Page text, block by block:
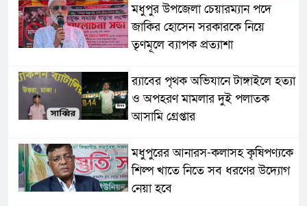
মধুপুর উপজেলা চেয়ারম্যান পদে
জাকির হোসেন সরকারকে নিয়ে
তৃণমূলে ব্যাপক প্রত্যাশা
র‌্যাবের পৃথক অভিযানে টাঙ্গাইলে হত্যা
ও অপহরণ মামলার দুই পলাতক
আসামি গ্রেপ্তার
মধুপুরের আনারস-কলাসহ কৃষিপণ্যকে
শিল্প খাতে নিতে সব ধরণের উদ্যোগ
নেয়া হবে